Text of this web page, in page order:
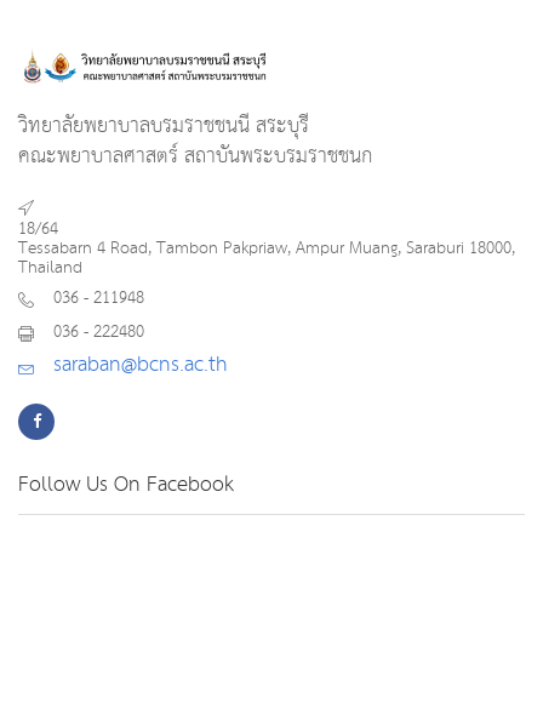
วิทยาลัยพยาบาลบรมราชชนนี สระบุรี
คณะพยาบาลศาสตร์ สถาบันพระบรมราชชนก
18/64
Tessabarn 4 Road, Tambon Pakpriaw, Ampur Muang, Saraburi 18000,
Thailand
036 - 211948
036 - 222480
saraban@bcns.ac.th
Follow Us On Facebook